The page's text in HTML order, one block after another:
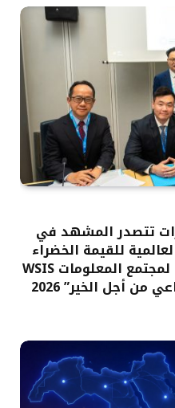
تتصدر المشهد في
للقيمة الخضراء
خلال منتدى القمة العالمية لمجتمع المعلومات WSIS